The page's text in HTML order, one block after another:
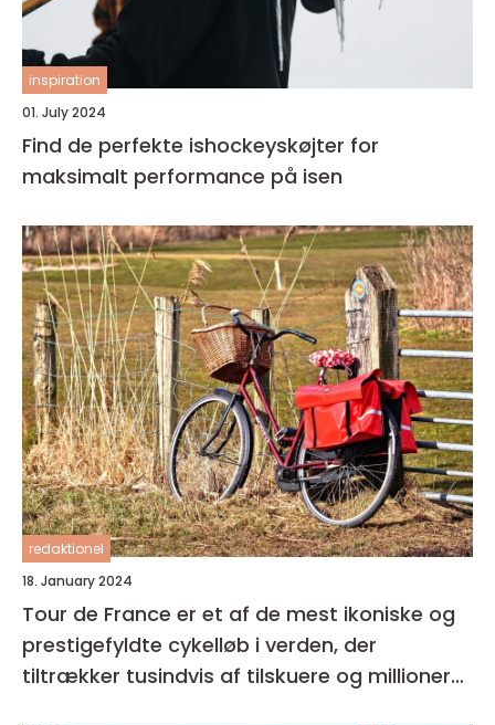
inspiration
01. July 2024
Find de perfekte ishockeyskøjter for
maksimalt performance på isen
redaktionel
18. January 2024
Tour de France er et af de mest ikoniske og
prestigefyldte cykelløb i verden, der
tiltrækker tusindvis af tilskuere og millioner